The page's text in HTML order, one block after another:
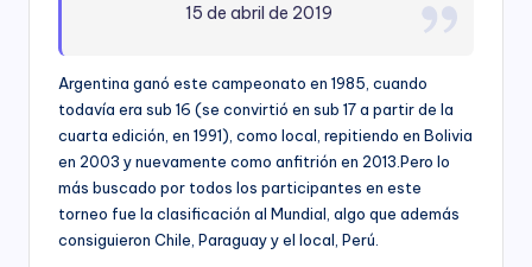
15 de abril de 2019
Argentina ganó este campeonato en 1985, cuando
todavía era sub 16 (se convirtió en sub 17 a partir de la
cuarta edición, en 1991), como local, repitiendo en Bolivia
en 2003 y nuevamente como anfitrión en 2013.Pero lo
más buscado por todos los participantes en este
torneo fue la clasificación al Mundial, algo que además
consiguieron Chile, Paraguay y el local, Perú.